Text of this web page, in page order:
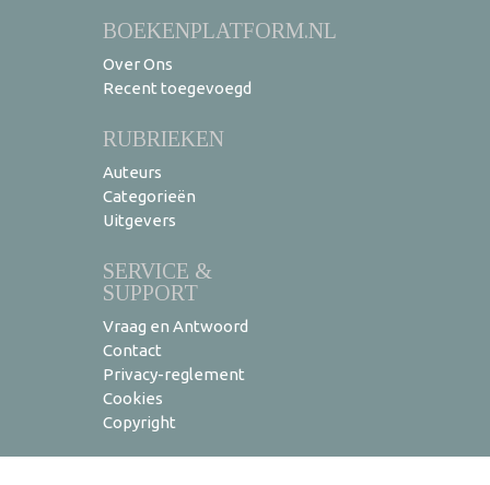
BOEKENPLATFORM.NL
Over Ons
Recent toegevoegd
RUBRIEKEN
Auteurs
Categorieën
Uitgevers
SERVICE &
SUPPORT
Vraag en Antwoord
Contact
Privacy-reglement
Cookies
Copyright